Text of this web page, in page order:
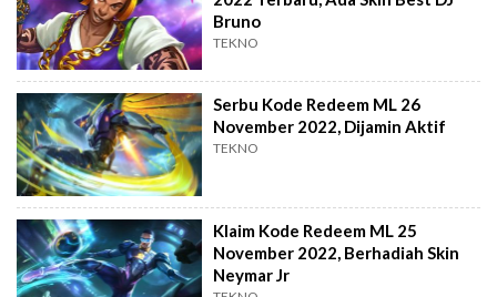
Bruno
TEKNO
Serbu Kode Redeem ML 26
November 2022, Dijamin Aktif
TEKNO
Klaim Kode Redeem ML 25
November 2022, Berhadiah Skin
Neymar Jr